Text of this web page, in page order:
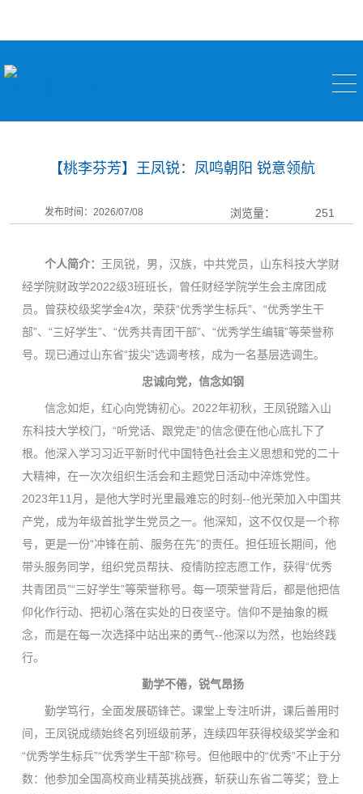
【桃李芬芳】王凤锐：凤鸣朝阳 锐意领航
发布时间：2026/07/08 浏览量： 251
个人简介： 王凤锐，男，汉族，中共党员，山东科技大学财
经学院财政学2022级3班班长，曾任财经学院学生会主席团成
员。曾获校级奖学金4次，荣获“优秀学生标兵”、“优秀学生干
部”、“三好学生”、“优秀共青团干部”、“优秀学生编辑”等荣誉称
号。现已通过山东省“拔尖”选调考核，成为一名基层选调生。
忠诚向党，信念如钢
信念如炬，红心向党铸初心。2022年初秋，王凤锐踏入山
东科技大学校门，“听党话、跟党走”的信念便在他心底扎下了
根。他深入学习习近平新时代中国特色社会主义思想和党的二十
大精神，在一次次组织生活会和主题党日活动中淬炼党性。
2023年11月，是他大学时光里最难忘的时刻--他光荣加入中国共
产党，成为年级首批学生党员之一。他深知，这不仅仅是一个称
号，更是一份“冲锋在前、服务在先”的责任。担任班长期间，他
带头服务同学，组织党员帮扶、疫情防控志愿工作，获得“优秀
共青团员”“三好学生”等荣誉称号。每一项荣誉背后，都是他把信
仰化作行动、把初心落在实处的日夜坚守。信仰不是抽象的概
念，而是在每一次选择中站出来的勇气--他深以为然，也始终践
行。
勤学不倦，锐气昂扬
勤学笃行，全面发展砺锋芒。课堂上专注听讲，课后善用时
间，王凤锐成绩始终名列班级前茅，连续四年获得校级奖学金和
“优秀学生标兵”“优秀学生干部”称号。但他眼中的“优秀”不止于分
数：他参加全国高校商业精英挑战赛，斩获山东省二等奖；登上